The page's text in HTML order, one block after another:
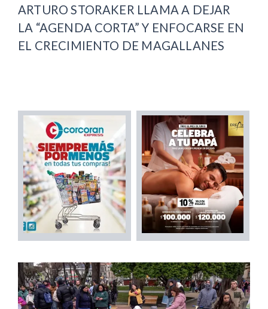
ARTURO STORAKER LLAMA A DEJAR
LA “AGENDA CORTA” Y ENFOCARSE EN
EL CRECIMIENTO DE MAGALLANES